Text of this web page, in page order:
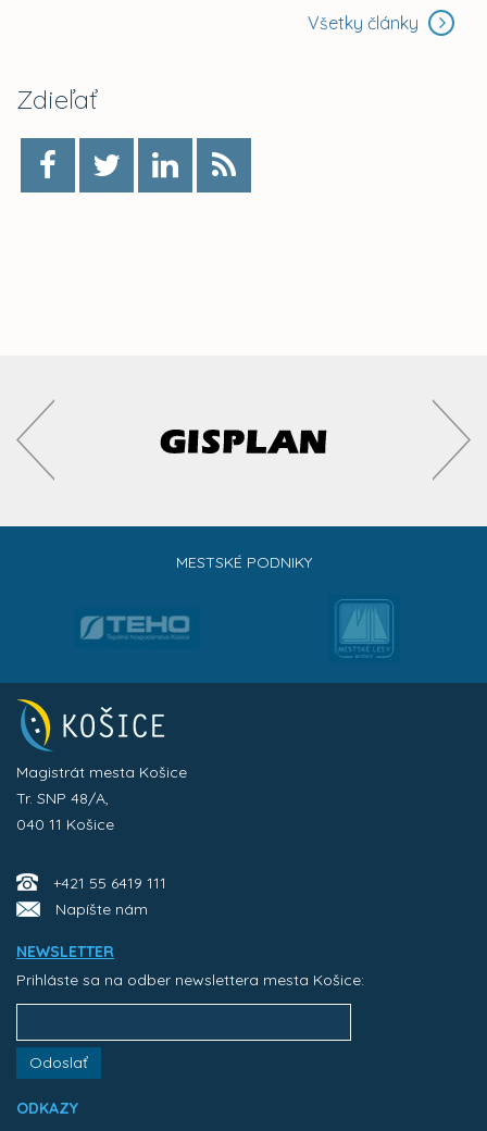
Všetky články
Zdieľať
MESTSKÉ PODNIKY
Magistrát mesta Košice
Tr. SNP 48/A,
040 11 Košice
+421 55 6419 111
Napíšte nám
NEWSLETTER
Prihláste sa na odber newslettera mesta Košice:
Odoslať
ODKAZY